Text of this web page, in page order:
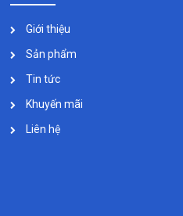
Giới thiệu
Sản phẩm
Tin tức
Khuyến mãi
Liên hệ